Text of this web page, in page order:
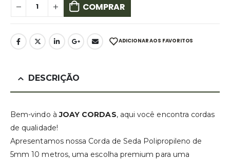
COMPRAR
ADICIONAR AOS FAVORITOS
DESCRIÇÃO
Bem-vindo àJOAY CORDAS, aqui você encontra cordas
de qualidade!
Apresentamos nossa Corda de Seda Polipropileno de
5mm 10 metros, uma escolha premium para uma